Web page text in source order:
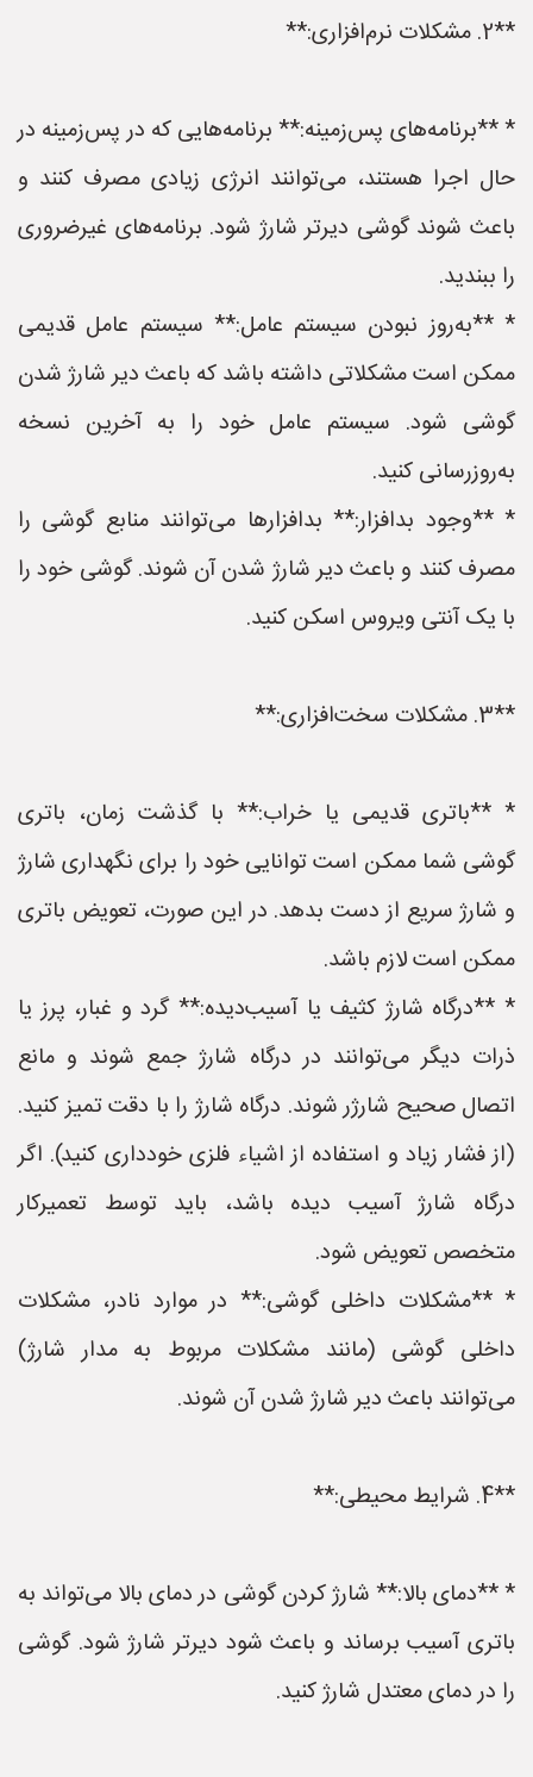
**2. مشکلات نرم‌افزاری:**
* **برنامه‌های پس‌زمینه:** برنامه‌هایی که در پس‌زمینه در
حال اجرا هستند، می‌توانند انرژی زیادی مصرف کنند و
باعث شوند گوشی دیرتر شارژ شود. برنامه‌های غیرضروری
را ببندید.
* **به‌روز نبودن سیستم عامل:** سیستم عامل قدیمی
ممکن است مشکلاتی داشته باشد که باعث دیر شارژ شدن
گوشی شود. سیستم عامل خود را به آخرین نسخه
به‌روزرسانی کنید.
* **وجود بدافزار:** بدافزارها می‌توانند منابع گوشی را
مصرف کنند و باعث دیر شارژ شدن آن شوند. گوشی خود را
با یک آنتی ویروس اسکن کنید.
**3. مشکلات سخت‌افزاری:**
* **باتری قدیمی یا خراب:** با گذشت زمان، باتری
گوشی شما ممکن است توانایی خود را برای نگهداری شارژ
و شارژ سریع از دست بدهد. در این صورت، تعویض باتری
ممکن است لازم باشد.
* **درگاه شارژ کثیف یا آسیب‌دیده:** گرد و غبار، پرز یا
ذرات دیگر می‌توانند در درگاه شارژ جمع شوند و مانع
اتصال صحیح شارژر شوند. درگاه شارژ را با دقت تمیز کنید.
(از فشار زیاد و استفاده از اشیاء فلزی خودداری کنید). اگر
درگاه شارژ آسیب دیده باشد، باید توسط تعمیرکار
متخصص تعویض شود.
* **مشکلات داخلی گوشی:** در موارد نادر، مشکلات
داخلی گوشی (مانند مشکلات مربوط به مدار شارژ)
می‌توانند باعث دیر شارژ شدن آن شوند.
**4. شرایط محیطی:**
* **دمای بالا:** شارژ کردن گوشی در دمای بالا می‌تواند به
باتری آسیب برساند و باعث شود دیرتر شارژ شود. گوشی
را در دمای معتدل شارژ کنید.